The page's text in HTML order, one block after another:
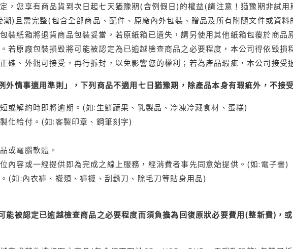
，您享有商品貨到次日起七天猶豫期(含例假日)的權益(請注意！猶豫期非試
)且需完整(包含全部商品、配件、原廠內外包裝、贈品及所有附隨文件或資料
裝紙箱將退貨商品包裝妥當，若原紙箱已遺失，請另使用其他紙箱包覆於商品
若原廠包裝損毀將可能被認定為已逾越檢查商品之必要程度，本公司得依毀
確、外觀可接受，再行拆封，以免影響您的權利；若為產品瑕疵，本公司接受
外情事適用準則」，下列商品不適用七日猶豫期，除產品本身有瑕疵外，不接
或解約時即將逾期。(如:生鮮蔬果、乳製品、冷凍冷藏食材、蛋糕)
化給付。(如:客製印章、鋼筆刻字)
或電腦軟體。
內容或一經提供即為完成之線上服務，經消費者事先同意始提供。(如:電子書)
(如:內衣褲、襪類、褲襪、刮鬍刀、除毛刀等貼身用品)
能被認定已逾越檢查商品之必要程度而須負擔為回復原狀必要費用(整新費)，